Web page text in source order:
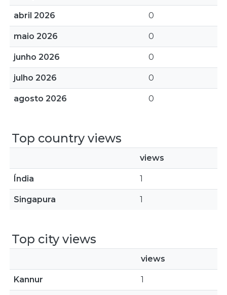
abril 2026 0
maio 2026 0
junho 2026 0
julho 2026 0
agosto 2026 0
Top country views
views
Índia 1
Singapura 1
Top city views
views
Kannur 1